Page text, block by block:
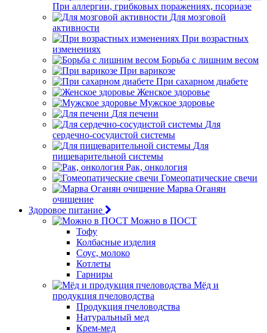
При аллергии, грибковых поражениях, псориазе
Для мозговой
активности
При возрастных
изменениях
Борьба с лишним весом
При варикозе
При сахарном диабете
Женское здоровье
Мужское здоровье
Для печени
Для
сердечно-сосудистой системы
Для
пищеварительной системы
Рак, онкология
Гомеопатические свечи
Марва Оганян
очищение
Здоровое питание
Можно в ПОСТ
Тофу
Колбасные изделия
Соус, молоко
Котлеты
Гарниры
Мёд и
продукция пчеловодства
Продукция пчеловодства
Натуральный мед
Крем-мед